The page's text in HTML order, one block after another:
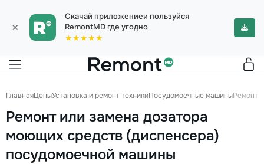
×
Скачай приложениеи пользуйся
RemontMD где угодно
★★★★★
ГлавнаяЦеныУстановка и ремонт техникиПосудомоечные машиныРемонт
Ремонт или замена дозатора
моющих средств (диспенсера)
посудомоечной машины